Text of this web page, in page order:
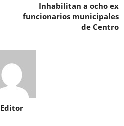
Inhabilitan a ocho ex
funcionarios municipales
de Centro
Editor